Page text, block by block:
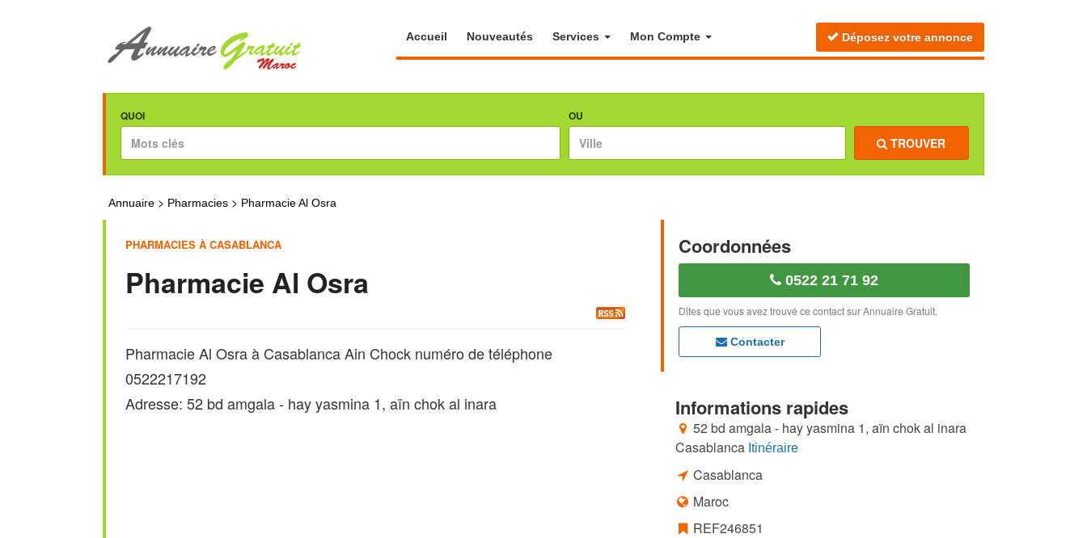
Accueil Nouveautés Services Mon Compte Déposez votre annonce
QUOI OU
TROUVER
Annuaire > Pharmacies > Pharmacie Al Osra
PHARMACIES À CASABLANCA
Pharmacie Al Osra
Pharmacie Al Osra à Casablanca Ain Chock numéro de téléphone
0522217192
Adresse: 52 bd amgala - hay yasmina 1, aïn chok al inara
Coordonnées
0522 21 71 92
Dites que vous avez trouvé ce contact sur Annuaire Gratuit.
Contacter
Informations rapides
52 bd amgala - hay yasmina 1, aïn chok al inara
Casablanca Itinéraire
Casablanca
Maroc
REF246851